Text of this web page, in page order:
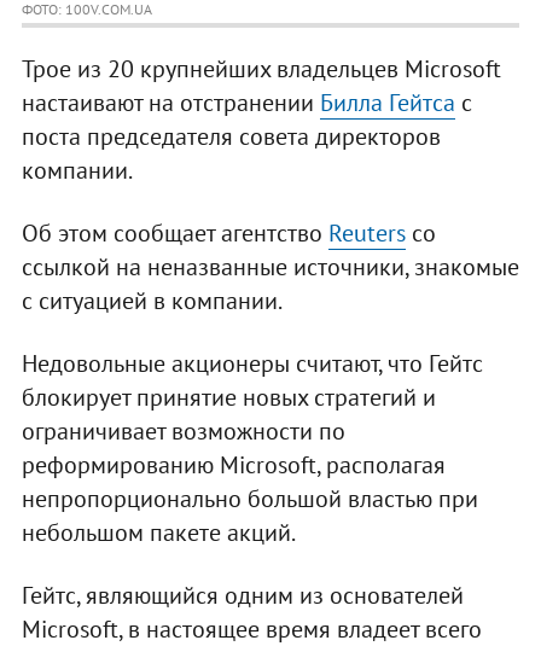
ФОТО: 100V.COM.UA
Трое из 20 крупнейших владельцев Microsoft
настаивают на отстранении Билла Гейтса с
поста председателя совета директоров
компании.
Об этом сообщает агентство Reutersсо
ссылкой на неназванные источники, знакомые
с ситуацией в компании.
Недовольные акционеры считают, что Гейтс
блокирует принятие новых стратегий и
ограничивает возможности по
реформированию Microsoft, располагая
непропорционально большой властью при
небольшом пакете акций.
Гейтс, являющийся одним из основателей
Microsoft, в настоящее время владеет всего